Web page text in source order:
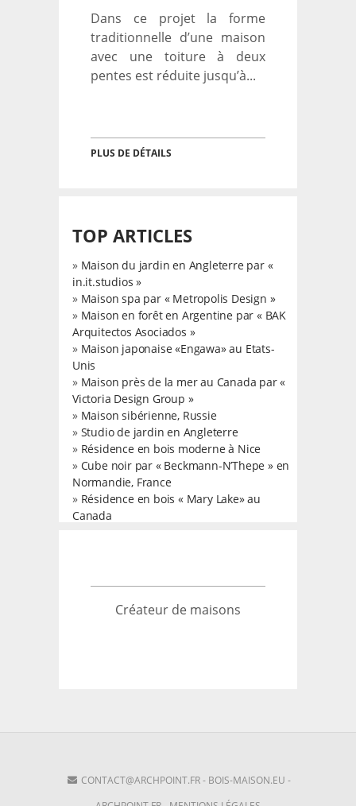
Dans ce projet la forme
traditionnelle d’une maison
avec une toiture à deux
pentes est réduite jusqu’à...
PLUS DE DÉTAILS
TOP ARTICLES
» Maison du jardin en Angleterre par «
in.it.studios »
» Maison spa par « Metropolis Design »
» Maison en forêt en Argentine par « BAK
Arquitectos Asociados »
» Maison japonaise «Engawa» au Etats-
Unis
» Maison près de la mer au Canada par «
Victoria Design Group »
» Maison sibérienne, Russie
» Studio de jardin en Angleterre
» Résidence en bois moderne à Nice
» Cube noir par « Beckmann-N’Thepe » en
Normandie, France
» Résidence en bois « Mary Lake» au
Canada
Créateur de maisons
CONTACT@ARCHPOINT.FR- BOIS-MAISON.EU -